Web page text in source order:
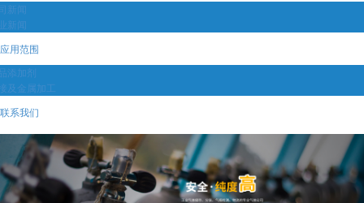
新闻
新闻
应用范围
添加剂
及金属加工
联系我们